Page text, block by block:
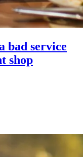
bad service
shop